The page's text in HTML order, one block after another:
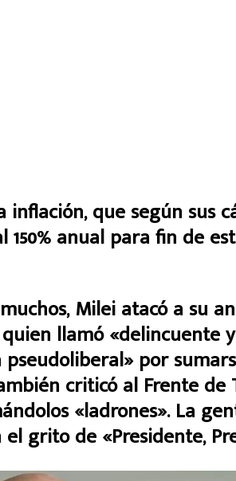
que según sus
150% anual para fin de
Milei atacó a su
llamó «delincuente
por
criticó al Frente de
«ladrones». La
grito de «Presidente,